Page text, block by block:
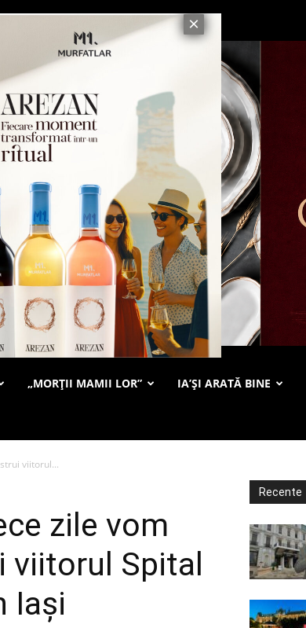
„MORȚII MAMII LOR” IA’ȘI ARATĂ BINE
viitorul...
zile vom
viitorul Spital
Iași
Recente